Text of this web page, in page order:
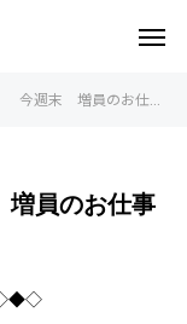
のお仕事有ります！！ ★★★
員のお仕事